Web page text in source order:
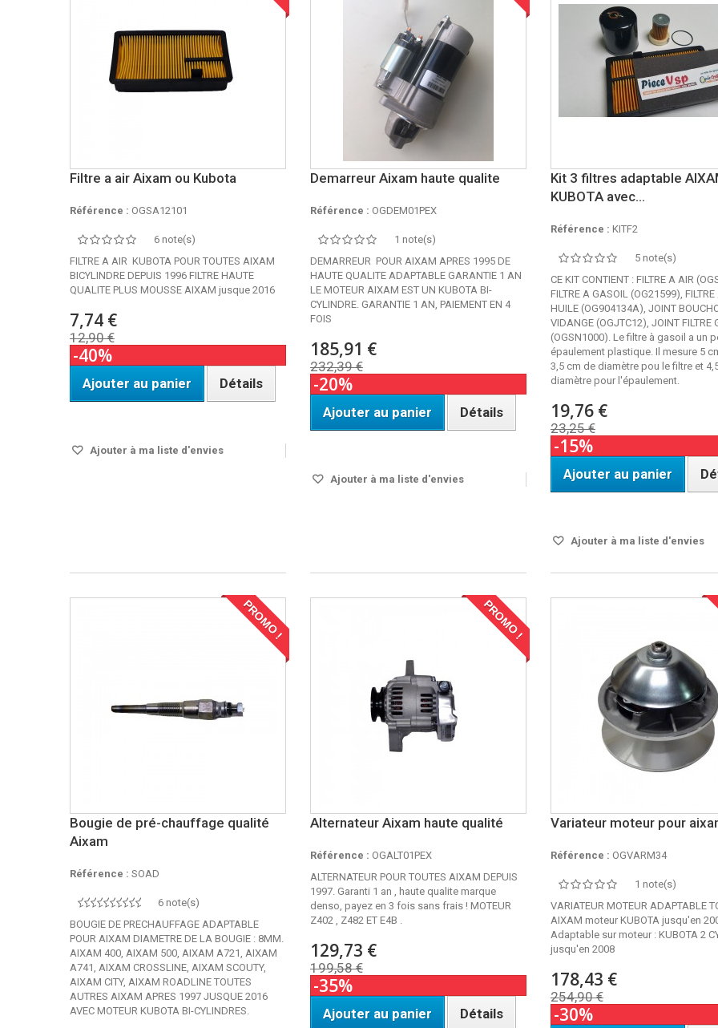
Filtre a air Aixam ou Kubota
Référence : OGSA12101
6 note(s)
FILTRE A AIR KUBOTA POUR TOUTES AIXAM
BICYLINDRE DEPUIS 1996 FILTRE HAUTE
QUALITE PLUS MOUSSE AIXAM jusque 2016
7,74 €
12,90 €
-40%
Ajouter au panier Détails
Ajouter à ma liste d'envies
Demarreur Aixam haute qualite
Référence : OGDEM01PEX
1 note(s)
DEMARREUR POUR AIXAM APRES 1995 DE
HAUTE QUALITE ADAPTABLE GARANTIE 1 AN
LE MOTEUR AIXAM EST UN KUBOTA BI-
CYLINDRE. GARANTIE 1 AN, PAIEMENT EN 4
FOIS
185,91 €
232,39 €
-20%
Ajouter au panier Détails
Ajouter à ma liste d'envies
Kit 3 filtres adaptable
KUBOTA avec...
Référence : KITF2
5 note(s)
CE KIT CONTIENT : FILTRE A AIR
FILTRE A GASOIL (OG21599), FILTRE
HUILE (OG904134A), JOINT
VIDANGE (OGJTC12), JOINT FILTRE
(OGSN1000). Le filtre à gasoil a un
épaulement plastique. Il mesure 5
3,5 cm de diamètre pou le filtre et
diamètre pour l'épaulement.
19,76 €
23,25 €
-15%
Ajouter au panier
Ajouter à ma liste d'envies
PROMO !
Bougie de pré-chauffage qualité
Aixam
Référence : SOAD
6 note(s)
BOUGIE DE PRECHAUFFAGE ADAPTABLE
POUR AIXAM DIAMETRE DE LA BOUGIE : 8MM.
AIXAM 400, AIXAM 500, AIXAM A721, AIXAM
A741, AIXAM CROSSLINE, AIXAM SCOUTY,
AIXAM CITY, AIXAM ROADLINE TOUTES
AUTRES AIXAM APRES 1997 JUSQUE 2016
AVEC MOTEUR KUBOTA BI-CYLINDRES.
PROMO !
Alternateur Aixam haute qualité
Référence : OGALT01PEX
ALTERNATEUR POUR TOUTES AIXAM DEPUIS
1997. Garanti 1 an , haute qualite marque
denso, payez en 3 fois sans frais ! MOTEUR
Z402 , Z482 ET E4B .
129,73 €
199,58 €
-35%
Ajouter au panier Détails
Variateur moteur pour
Référence : OGVARM34
1 note(s)
VARIATEUR MOTEUR ADAPTABLE
AIXAM moteur KUBOTA jusqu'en
Adaptable sur moteur : KUBOTA 2
jusqu'en 2008
178,43 €
254,90 €
-30%